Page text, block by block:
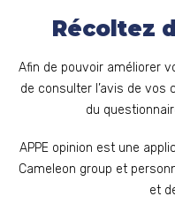
Récoltez
Afin de pouvoir améliorer
de consulter l’avis de vos
du
APPE opinion est une
Cameleon group et
et